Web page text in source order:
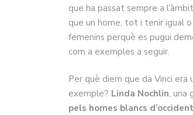
que ha passat sempre a
que un home, tot i tenir igual
femenins perquè es pugui
com a exemples a seguir.
Per què diem que da Vinci era
exemple? Linda Nochlin, una
pels homes blancs d’occident